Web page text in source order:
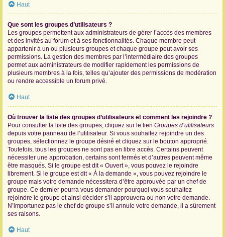
Haut
Que sont les groupes d’utilisateurs ?
Les groupes permettent aux administrateurs de gérer l’accès des membres
et des invités au forum et à ses fonctionnalités. Chaque membre peut
appartenir à un ou plusieurs groupes et chaque groupe peut avoir ses
permissions. La gestion des membres par l’intermédiaire des groupes
permet aux administrateurs de modifier rapidement les permissions de
plusieurs membres à la fois, telles qu’ajouter des permissions de modération
ou rendre accessible un forum privé.
Haut
Où trouver la liste des groupes d’utilisateurs et comment les rejoindre ?
Pour consulter la liste des groupes, cliquez sur le lien Groupes d’utilisateurs
depuis votre panneau de l’utilisateur. Si vous souhaitez rejoindre un des
groupes, sélectionnez le groupe désiré et cliquez sur le bouton approprié.
Toutefois, tous les groupes ne sont pas en libre accès. Certains peuvent
nécessiter une approbation, certains sont fermés et d’autres peuvent même
être masqués. Si le groupe est dit « Ouvert », vous pouvez le rejoindre
librement. Si le groupe est dit « À la demande », vous pouvez rejoindre le
groupe mais votre demande nécessitera d’être approuvée par un chef de
groupe. Ce dernier pourra vous demander pourquoi vous souhaitez
rejoindre le groupe et ainsi décider s’il approuvera ou non votre demande.
N’importunez pas le chef de groupe s’il annule votre demande, il a sûrement
ses raisons.
Haut